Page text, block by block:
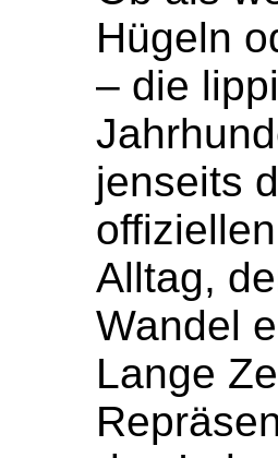
Hügeln
– die
jenseits
Alltag,
Wandel
Lange